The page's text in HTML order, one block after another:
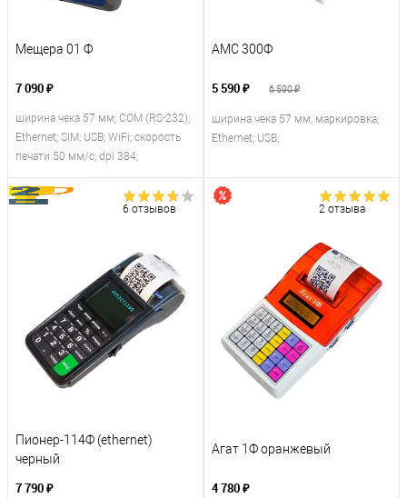
Мещера 01 Ф
7 090 ₽
ширина чека 57 мм; COM (RS-232);
Ethernet; SIM; USB; WiFi; скорость
печати 50 мм/с; dpi 384;
АМС 300Ф
5 590 ₽ 6 590 ₽
ширина чека 57 мм; маркировка;
Ethernet; USB;
6 отзывов
Пионер-114Ф (ethernet)
черный
7 790 ₽
2 отзыва
Агат 1Ф оранжевый
4 780 ₽